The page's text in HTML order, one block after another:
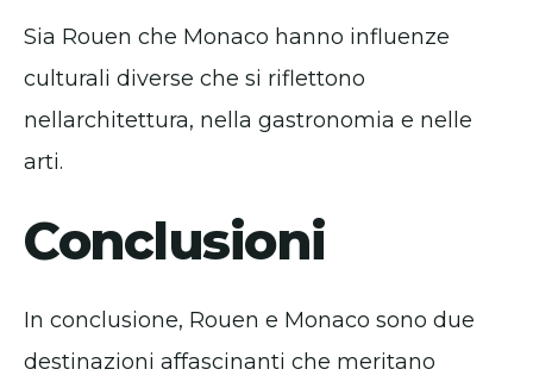
Sia Rouen che Monaco hanno influenze
culturali diverse che si riflettono
nellarchitettura, nella gastronomia e nelle
arti.
Conclusioni
In conclusione, Rouen e Monaco sono due
destinazioni affascinanti che meritano